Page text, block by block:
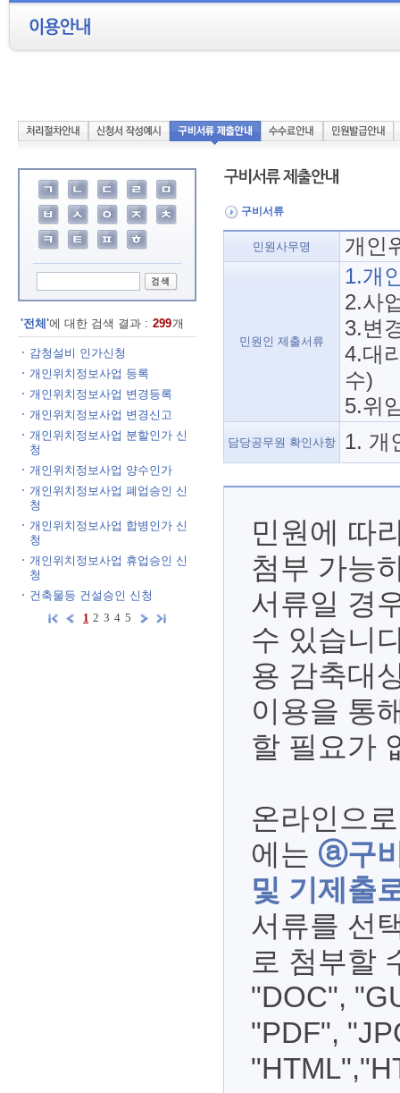
'전체'에 대한 검색 결과 : 299개
감청설비 인가신청
개인위치정보사업 등록
개인위치정보사업 변경등록
개인위치정보사업 변경신고
개인위치정보사업 분할인가 신
청
개인위치정보사업 양수인가
개인위치정보사업 폐업승인 신
청
개인위치정보사업 합병인가 신
청
개인위치정보사업 휴업승인 신
청
건축물등 건설승인 신청
1 2 3 4 5
구비서류
민원사무명 개인
민원인 제출서류
1.개
2.사
3.변
4.대
수)
5.위
담당공무원 확인사항 1. 개
민원에 따
첨부 가능
서류일 경
수 있습니
용 감축대
이용을 통
할 필요가
온라인으
에는 ⓐ구
및 기제출
서류를 선
로 첨부할
"DOC",
"PDF",